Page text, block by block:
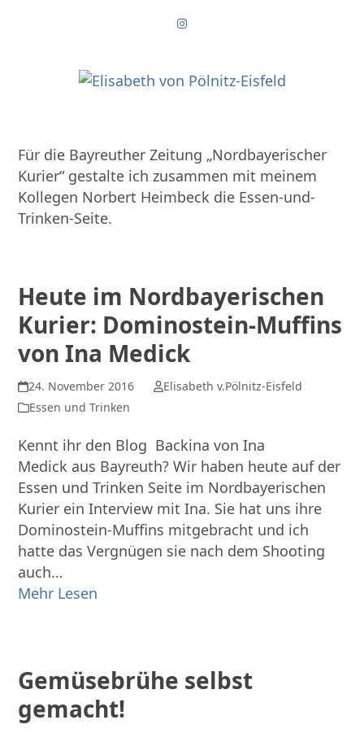
Instagram
Für die Bayreuther Zeitung „Nordbayerischer
Kurier“ gestalte ich zusammen mit meinem
Kollegen Norbert Heimbeck die Essen-und-
Trinken-Seite.
Heute im Nordbayerischen
Kurier: Dominostein-Muffins
von Ina Medick
24. November 2016
Elisabeth v.Pölnitz-Eisfeld
Essen und Trinken
Kennt ihr den Blog Backina von Ina
Medick aus Bayreuth? Wir haben heute auf der
Essen und Trinken Seite im Nordbayerischen
Kurier ein Interview mit Ina. Sie hat uns ihre
Dominostein-Muffins mitgebracht und ich
hatte das Vergnügen sie nach dem Shooting
auch…
Mehr Lesen
Gemüsebrühe selbst
gemacht!